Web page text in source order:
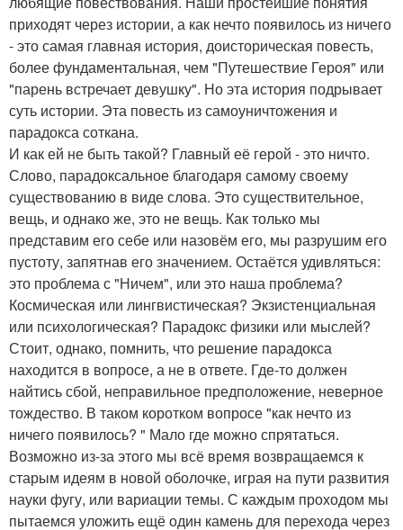
приходят через истории, а как нечто появилось из ничего
- это самая главная история, доисторическая повесть,
более фундаментальная, чем "Путешествие Героя" или
"парень встречает девушку". Но эта история подрывает
суть истории. Эта повесть из самоуничтожения и
парадокса соткана.
И как ей не быть такой? Главный её герой - это ничто.
Слово, парадоксальное благодаря самому своему
существованию в виде слова. Это существительное,
вещь, и однако же, это не вещь. Как только мы
представим его себе или назовём его, мы разрушим его
пустоту, запятнав его значением. Остаётся удивляться:
это проблема с "Ничем", или это наша проблема?
Космическая или лингвистическая? Экзистенциальная
или психологическая? Парадокс физики или мыслей?
Стоит, однако, помнить, что решение парадокса
находится в вопросе, а не в ответе. Где-то должен
найтись сбой, неправильное предположение, неверное
тождество. В таком коротком вопросе "как нечто из
ничего появилось? " Мало где можно спрятаться.
Возможно из-за этого мы всё время возвращаемся к
старым идеям в новой оболочке, играя на пути развития
науки фугу, или вариации темы. С каждым проходом мы
пытаемся уложить ещё один камень для перехода через